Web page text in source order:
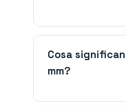
Cosa
mm?